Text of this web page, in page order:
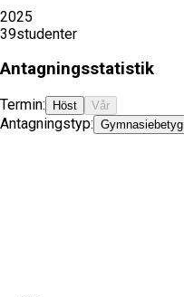
2025
39studenter
Antagningsstatistik
Termin: Höst Vår
Antagningstyp: Gymnasiebetyg